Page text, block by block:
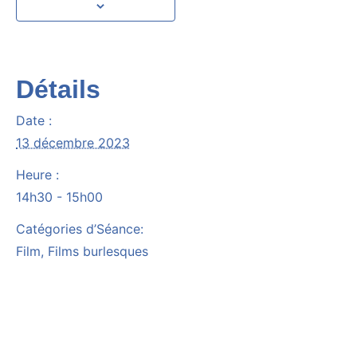
Détails
Date :
13 décembre 2023
Heure :
14h30 - 15h00
Catégories d’Séance:
Film, Films burlesques